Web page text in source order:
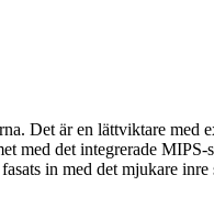
Det är en lättviktare med
med det integrerade
in med det mjukare